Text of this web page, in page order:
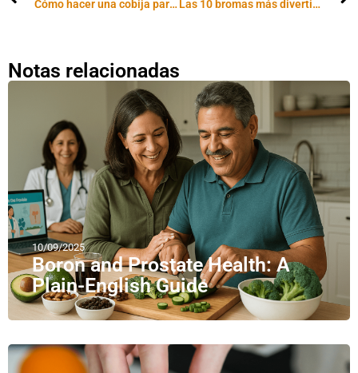
Cómo hacer una cobija para bebé en ganchillo Las 10 bromas más divertidas del año
Notas relacionadas
10/09/2025
Boron and Prostate Health: A
Plain-English Guide